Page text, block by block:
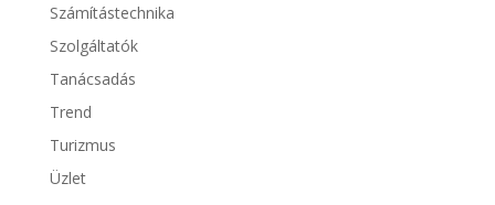
Számítástechnika
Szolgáltatók
Tanácsadás
Trend
Turizmus
Üzlet